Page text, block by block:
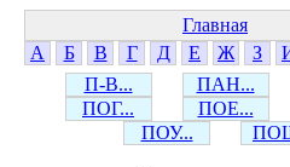
Главная
А
Б В Г Д Е Ж З
П-В...
ПАН...
ПОГ...
ПОЕ...
ПОУ...